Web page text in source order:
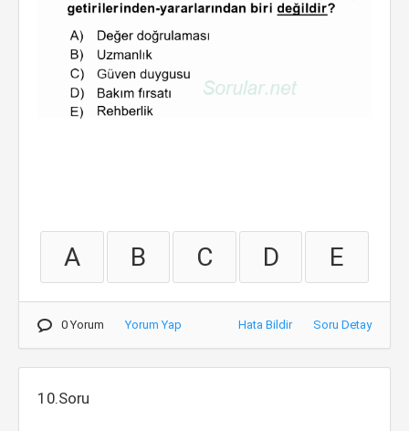
A B C D E
0 Yorum Yorum Yap Hata Bildir Soru Detay
10.Soru